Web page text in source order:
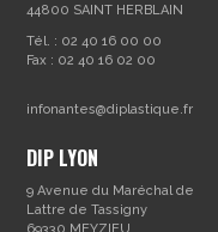
44800 SAINT HERBLAIN
Tél. : 02 40 16 00 00
Fax : 02 40 16 02 00
infonantes@diplastique.fr
DIP LYON
9 Avenue du Maréchal de
Lattre de Tassigny
69330 MEYZIEU